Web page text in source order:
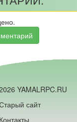
YAMALRPC.RU
сайт
Контакты